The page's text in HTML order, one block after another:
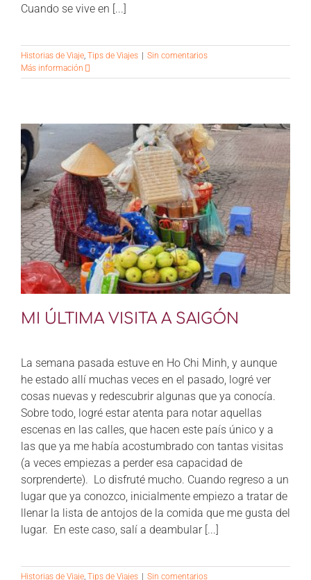
Cuando se vive en [...]
Historias de Viaje, Tips de Viajes
Sin comentarios
Más información
MI ÚLTIMA VISITA A SAIGÓN
La semana pasada estuve en Ho Chi Minh, y aunque
he estado allí muchas veces en el pasado, logré ver
cosas nuevas y redescubrir algunas que ya conocía.
Sobre todo, logré estar atenta para notar aquellas
escenas en las calles, que hacen este país único y a
las que ya me había acostumbrado con tantas visitas
(a veces empiezas a perder esa capacidad de
sorprenderte). Lo disfruté mucho. Cuando regreso a un
lugar que ya conozco, inicialmente empiezo a tratar de
llenar la lista de antojos de la comida que me gusta del
lugar. En este caso, salí a deambular [...]
Historias de Viaje, Tips de Viajes Sin comentarios